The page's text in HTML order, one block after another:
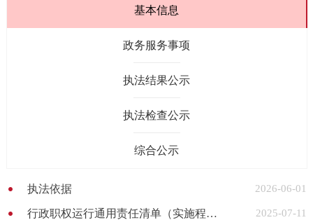
基本信息
政务服务事项
执法结果公示
执法检查公示
综合公示
执法依据 2026-06-01
行政职权运行通用责任清单（实施程序） 2025-07-11